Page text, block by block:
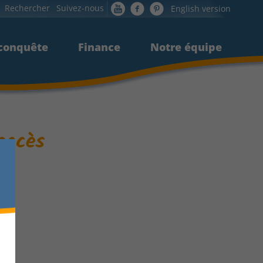
Finance Notre équipe
Suivez-nous English version
Rechercher
Finance Notre équipe